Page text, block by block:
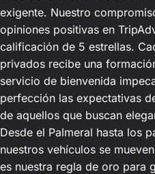
exigente. Nuestro
opiniones positivas en
calificación de 5 estrellas.
privados recibe una
servicio de bienvenida
perfección las expectativas
de aquellos que buscan
Desde el Palmeral hasta los
nuestros vehículos se
es nuestra regla de oro para